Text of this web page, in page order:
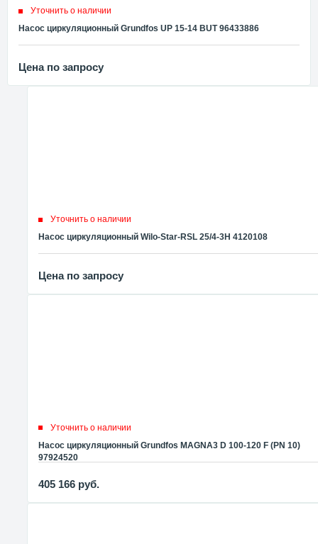
Уточнить о наличии
Насос циркуляционный Grundfos UP 15-14 BUT 96433886
Цена по запросу
Уточнить о наличии
Насос циркуляционный Wilo-Star-RSL 25/4-3H 4120108
Цена по запросу
Уточнить о наличии
Насос циркуляционный Grundfos MAGNA3 D 100-120 F (PN 10)
97924520
405 166 руб.